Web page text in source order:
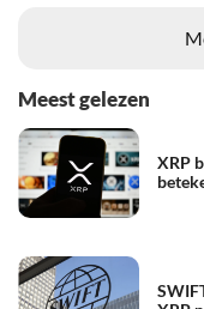
Meest gelezen
XRP